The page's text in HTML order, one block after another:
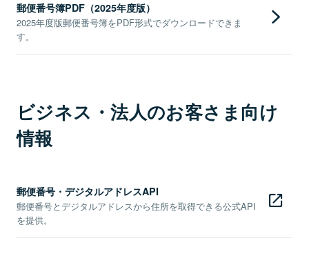
郵便番号簿PDF（2025年度版）
2025年度版郵便番号簿をPDF形式でダウンロードできま
す。
ビジネス・法人のお客さま向け
情報
郵便番号・デジタルアドレスAPI
郵便番号とデジタルアドレスから住所を取得できる公式API
を提供。